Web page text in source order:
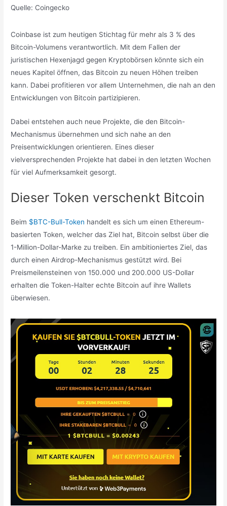
Quelle: Coingecko
Coinbase ist zum heutigen Stichtag für mehr als 3 % des
Bitcoin-Volumens verantwortlich. Mit dem Fallen der
juristischen Hexenjagd gegen Kryptobörsen könnte sich ein
neues Kapitel öffnen, das Bitcoin zu neuen Höhen treiben
kann. Dabei profitieren vor allem Unternehmen, die nah an den
Entwicklungen von Bitcoin partizipieren.
Dabei entstehen auch neue Projekte, die den Bitcoin-
Mechanismus übernehmen und sich nahe an den
Preisentwicklungen orientieren. Eines dieser
vielversprechenden Projekte hat dabei in den letzten Wochen
für viel Aufmerksamkeit gesorgt.
Dieser Token verschenkt Bitcoin
Beim $BTC-Bull-Token handelt es sich um einen Ethereum-
basierten Token, welcher das Ziel hat, Bitcoin selbst über die
1-Million-Dollar-Marke zu treiben. Ein ambitioniertes Ziel, das
durch einen Airdrop-Mechanismus gestützt wird. Bei
Preismeilensteinen von 150.000 und 200.000 US-Dollar
erhalten die Token-Halter echte Bitcoin auf ihre Wallets
überwiesen.